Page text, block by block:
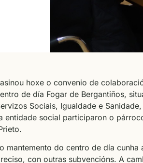
hoxe o convenio de
de día Fogar de Bergantiños,
Sociais, Igualdade e
entidade social participaron o
mantemento do centro de día
con outras subvencións. A